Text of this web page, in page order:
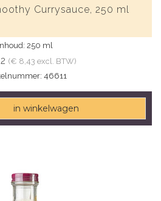
Currysauce, 250 ml
250 ml
(€ 8,43 excl. BTW)
46611
in winkelwagen